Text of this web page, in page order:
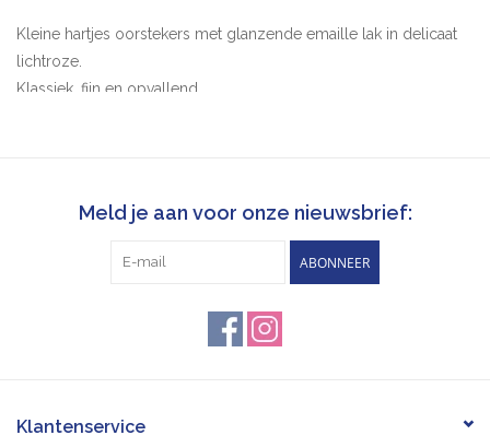
Kleine hartjes oorstekers met glanzende emaille lak in delicaat
lichtroze.
Klassiek, fijn en opvallend
Meld je aan voor onze nieuwsbrief:
ABONNEER
Klantenservice